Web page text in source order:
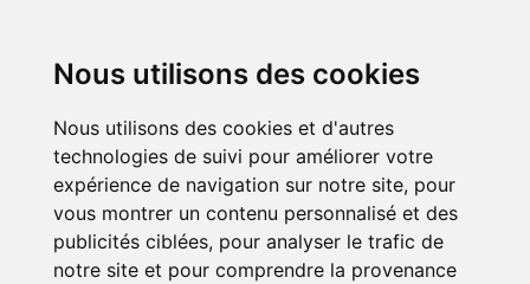
Nous utilisons des cookies
Nous utilisons des cookies et d'autres
technologies de suivi pour améliorer votre
expérience de navigation sur notre site, pour
vous montrer un contenu personnalisé et des
publicités ciblées, pour analyser le trafic de
notre site et pour comprendre la provenance